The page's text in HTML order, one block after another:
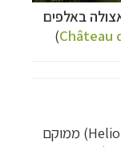
באלפים
Château
)
(Heliopic Hotel & Spa) ממוקם